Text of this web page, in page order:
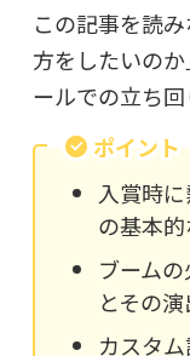
この記事を読
方をしたいの
ールでの立ち回
ポイント
入賞時
の基本
ブーム
とその
カスタ